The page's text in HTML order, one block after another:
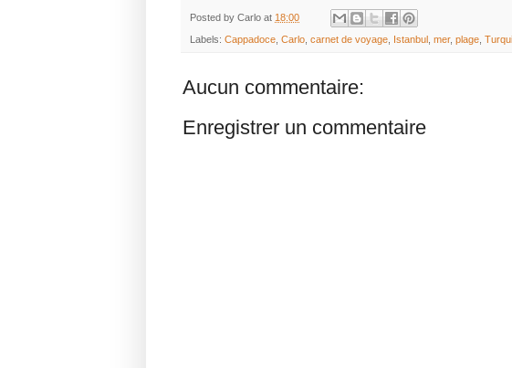
Posted by Carlo at 18:00
Labels: Cappadoce Carlo carnet de voyage Istanbul mer, plage
Aucun commentaire:
Enregistrer un commentaire